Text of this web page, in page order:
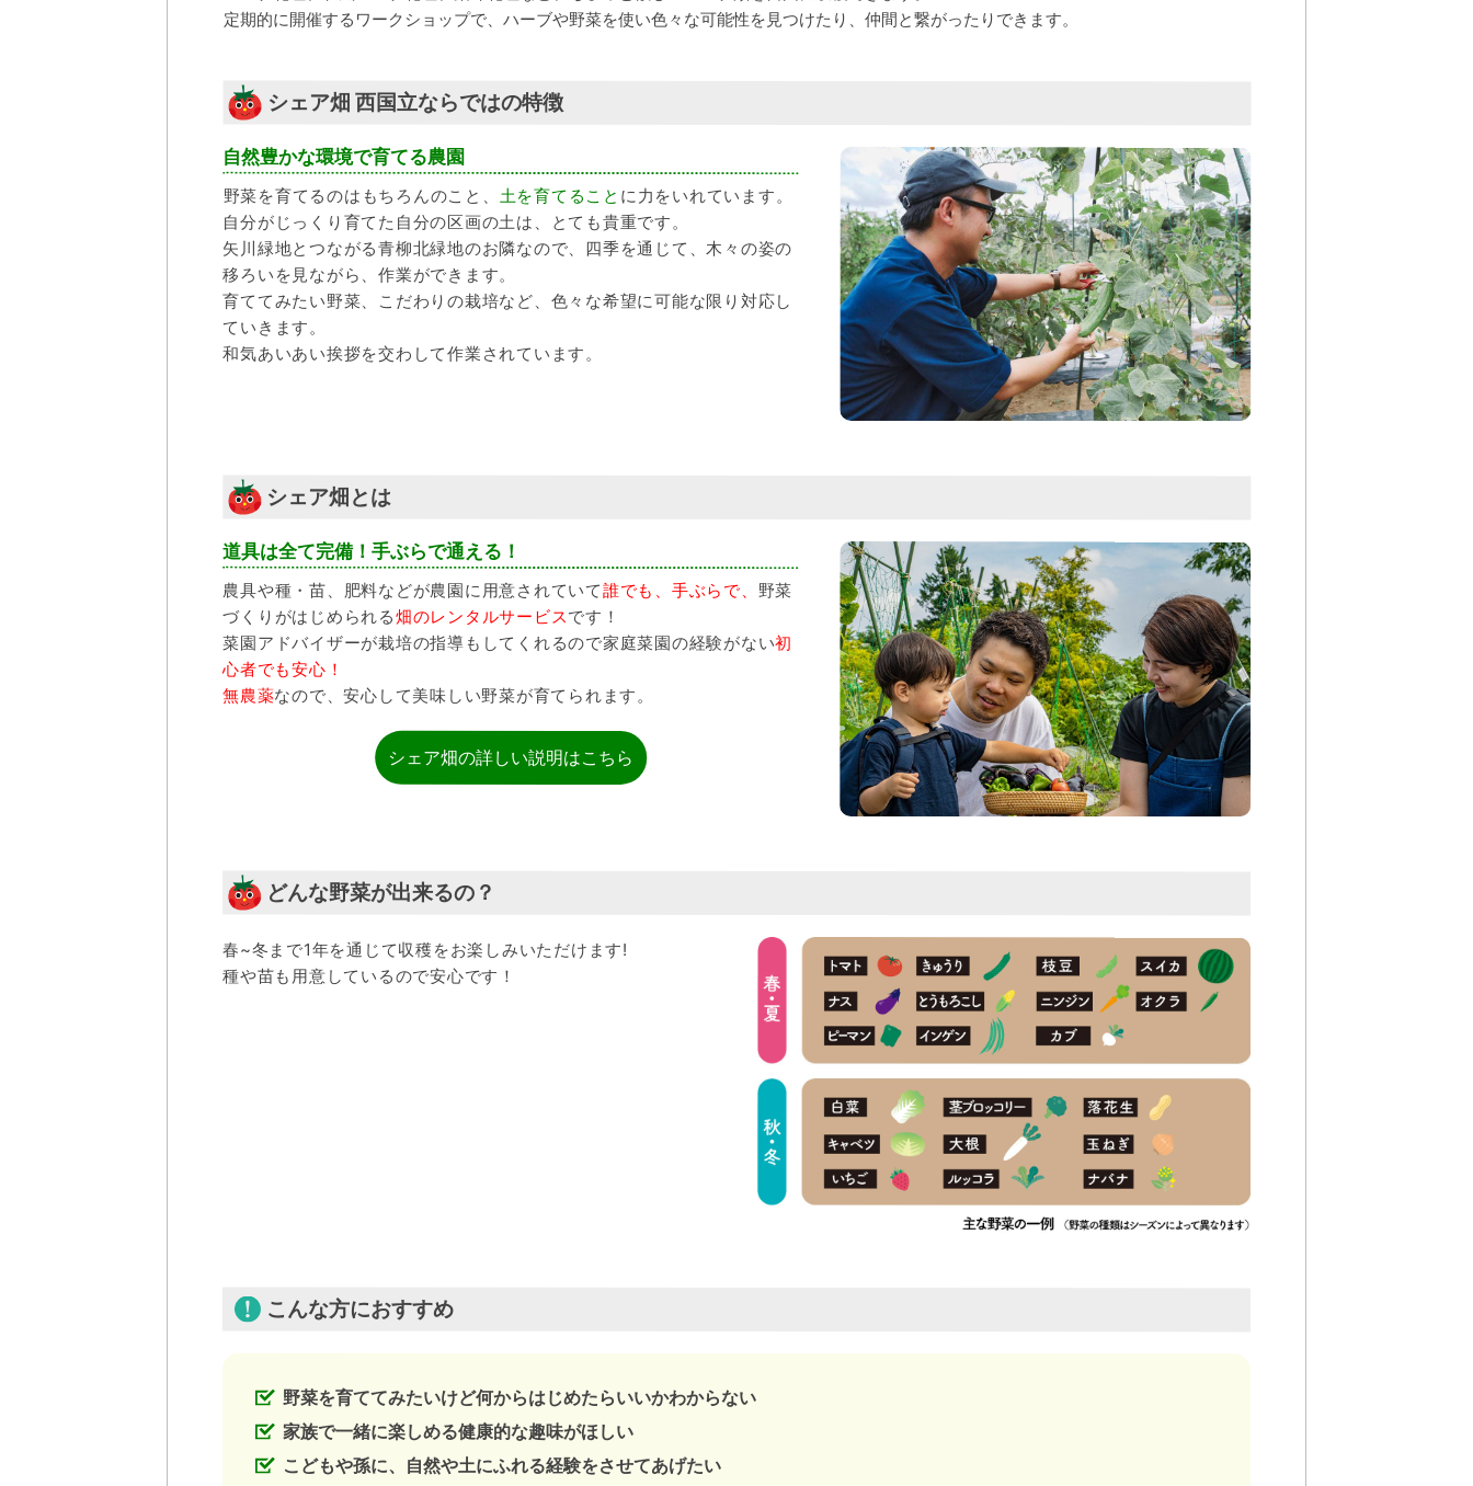
定期的に開催するワークショップで、ハーブや野菜を使い色々な可能性を見つけたり、仲間と繋がったりできます。
シェア畑 西国立ならではの特徴
自然豊かな環境で育てる農園
野菜を育てるのはもちろんのこと、 土を育てること に力をいれています。
自分がじっくり育てた自分の区画の土は、とても貴重です。
矢川緑地とつながる青柳北緑地のお隣なので、四季を通じて、木々の姿の
移ろいを見ながら、作業ができます。
育ててみたい野菜、こだわりの栽培など、色々な希望に可能な限り対応し
ていきます。
和気あいあい挨拶を交わして作業されています。
シェア畑とは
道具は全て完備！手ぶらで通える！
農具や種・苗、肥料などが農園に用意されていて誰でも、手ぶらで、 野菜
づくりがはじめられる畑のレンタルサービスです！
菜園アドバイザーが栽培の指導もしてくれるので家庭菜園の経験がない初
心者でも安心！
無農薬なので、安心して美味しい野菜が育てられます。
シェア畑の詳しい説明はこちら
どんな野菜が出来るの？
春~冬まで1年を通じて収穫をお楽しみいただけます!
種や苗も用意しているので安心です！
こんな方におすすめ
野菜を育ててみたいけど何からはじめたらいいかわからない
家族で一緒に楽しめる健康的な趣味がほしい
こどもや孫に、自然や土にふれる経験をさせてあげたい